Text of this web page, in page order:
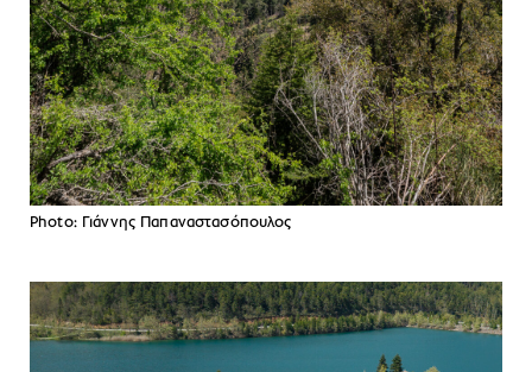
Photo: Γιάννης Παπαναστασόπουλος